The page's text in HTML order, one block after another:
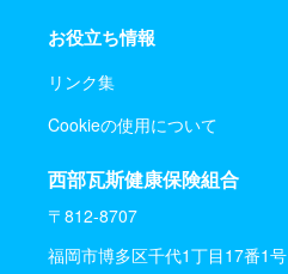
お役立ち情報
リンク集
Cookieの使用について
西部瓦斯健康保険組合
〒812-8707
福岡市博多区千代1丁目17番1号